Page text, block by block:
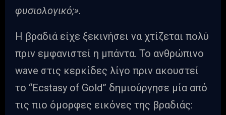
φυσιολογικό;».
Η βραδιά είχε ξεκινήσει να χτίζεται πολύ
πριν εμφανιστεί η μπάντα. Το ανθρώπινο
wave στις κερκίδες λίγο πριν ακουστεί
το “Ecstasy of Gold” δημιούργησε μία από
τις πιο όμορφες εικόνες της βραδιάς: